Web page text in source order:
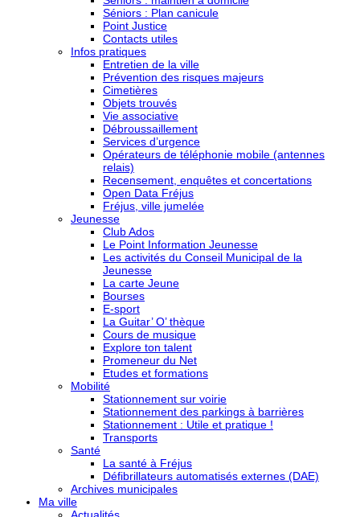
Séniors : Plan canicule
Point Justice
Contacts utiles
Infos pratiques
Entretien de la ville
Prévention des risques majeurs
Cimetières
Objets trouvés
Vie associative
Débroussaillement
Services d’urgence
Opérateurs de téléphonie mobile (antennes
relais)
Recensement, enquêtes et concertations
Open Data Fréjus
Fréjus, ville jumelée
Jeunesse
Club Ados
Le Point Information Jeunesse
Les activités du Conseil Municipal de la
Jeunesse
La carte Jeune
Bourses
E-sport
La Guitar’ O’ thèque
Cours de musique
Explore ton talent
Promeneur du Net
Etudes et formations
Mobilité
Stationnement sur voirie
Stationnement des parkings à barrières
Stationnement : Utile et pratique !
Transports
Santé
La santé à Fréjus
Défibrillateurs automatisés externes (DAE)
Archives municipales
Ma ville